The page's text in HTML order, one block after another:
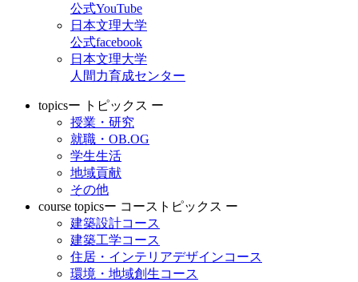
公式YouTube
日本文理大学
公式facebook
日本文理大学
人間力育成センター
topicsー トピックス ー
授業・研究
就職・OB.OG
学生生活
地域貢献
その他
course topicsー コーストピックス ー
建築設計コース
建築工学コース
住居・インテリアデザインコース
環境・地域創生コース